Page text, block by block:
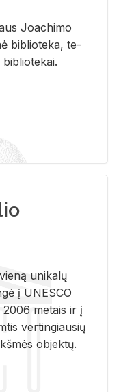
Jo­a­chi­mo
bi­b­lio­te­ka, te­
unikalų
į UNESCO
2006 metais ir į
vertingiausių
objektų.